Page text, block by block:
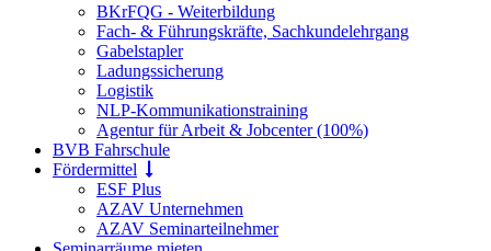
BKrFQG - Weiterbildung
Fach- & Führungskräfte, Sachkundelehrgang
Gabelstapler
Ladungssicherung
Logistik
NLP-Kommunikationstraining
Agentur für Arbeit & Jobcenter (100%)
BVB Fahrschule
Fördermittel
ESF Plus
AZAV Unternehmen
AZAV Seminarteilnehmer